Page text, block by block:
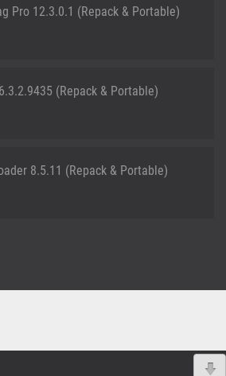
Pro 12.3.0.1 (Repack & Portable)
(Repack & Portable)
8.5.11 (Repack & Portable)